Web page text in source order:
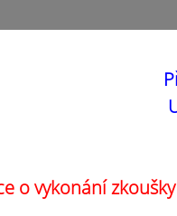
o vykonání